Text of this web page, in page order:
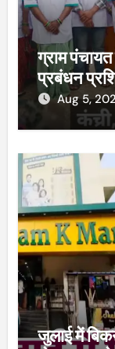
ग्राम
प्रबंधन
Aug 5,
जुलाई में